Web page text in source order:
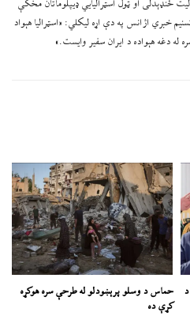
ځنډېدلی او ټول اسټرالیایي ډیپلوماتان مخکې
خبري اژانس په دې اړه لیکلي: «اسټرالیا هېواد
له دغه هېواده د ایران سفیر وایست.»
حماس د وسلو پرېښودلو له طرحې سره هوکړه
کړې ده